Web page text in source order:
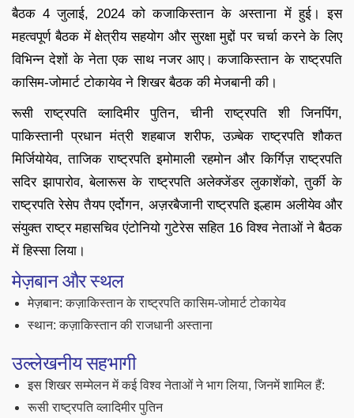
बैठक 4 जुलाई, 2024 को कजाकिस्तान के अस्ताना में हुई। इस
महत्वपूर्ण बैठक में क्षेत्रीय सहयोग और सुरक्षा मुद्दों पर चर्चा करने के लिए
विभिन्न देशों के नेता एक साथ नजर आए। कजाकिस्तान के राष्ट्रपति
कासिम-जोमार्ट टोकायेव ने शिखर बैठक की मेजबानी की।
रूसी राष्ट्रपति व्लादिमीर पुतिन, चीनी राष्ट्रपति शी जिनपिंग,
पाकिस्तानी प्रधान मंत्री शहबाज शरीफ, उज़्बेक राष्ट्रपति शौकत
मिर्जियोयेव, ताजिक राष्ट्रपति इमोमाली रहमोन और किर्गिज़ राष्ट्रपति
सदिर झापारोव, बेलारूस के राष्ट्रपति अलेक्जेंडर लुकाशेंको, तुर्की के
राष्ट्रपति रेसेप तैयप एर्दोगन, अज़रबैजानी राष्ट्रपति इल्हाम अलीयेव और
संयुक्त राष्ट्र महासचिव एंटोनियो गुटेरेस सहित 16 विश्व नेताओं ने बैठक
में हिस्सा लिया।
मेज़बान और स्थल
मेज़बान: कज़ाकिस्तान के राष्ट्रपति कासिम-जोमार्ट टोकायेव
स्थान: कज़ाकिस्तान की राजधानी अस्ताना
उल्लेखनीय सहभागी
इस शिखर सम्मेलन में कई विश्व नेताओं ने भाग लिया, जिनमें शामिल हैं:
रूसी राष्ट्रपति व्लादिमीर पुतिन